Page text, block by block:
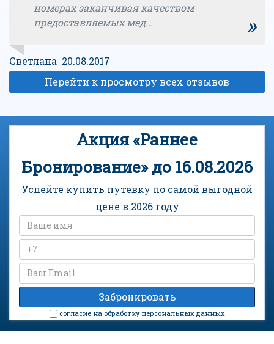
номерах заканчивая качеством
предоставляемых мед...
»
Светлана 20.08.2017
Перейти к просмотру всех отзывов
Акция «Раннее
Бронирование» до 16.08.2026
Успейте купить путевку по самой выгодной
цене в 2026 году
cогласие на обработку персональных данных